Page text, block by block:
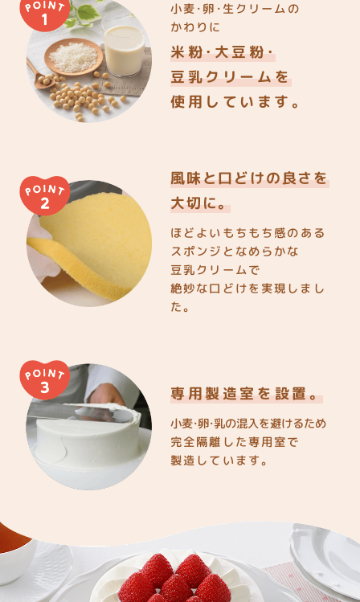
小麦・卵・生クリームの
かわりに
米粉・大豆粉・
豆乳クリームを
使用しています。
風味と口どけの良さを
大切に。
ほどよいもちもち感のある
スポンジとなめらかな
豆乳クリームで
絶妙な口どけを実現しまし
た。
専用製造室を設置。
小麦・卵・乳の混入を避けるため
完全隔離した専用室で
製造しています。